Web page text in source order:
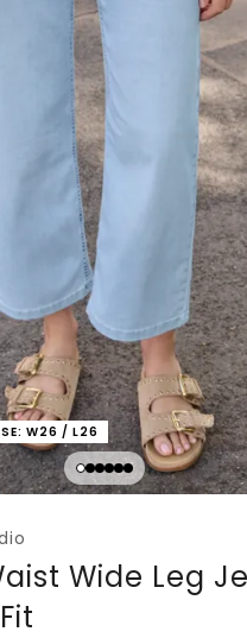
W26 / L26
Wide Leg